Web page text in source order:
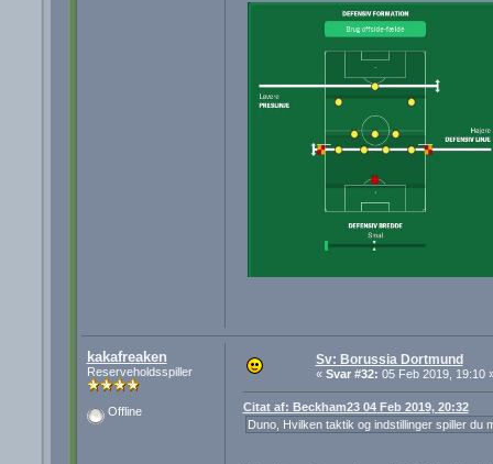
kakafreaken
Reserveholdsspiller
Offline
Sv: Borussia Dortmund
« Svar #32: 05 Feb 2019, 19:10
Citat af: Beckham23 04 Feb 2019, 20:32
Duno, Hvilken taktik og indstillinger spiller du